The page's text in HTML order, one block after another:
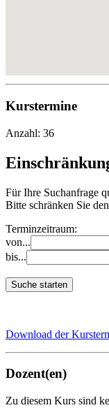
Kurstermine
Anzahl: 36
Für Ihre Suchanfrage
Bitte schränken Sie
Terminzeitraum:
von...
bis...
Suche starten
Download der
Dozent(en)
Zu diesem Kurs sind